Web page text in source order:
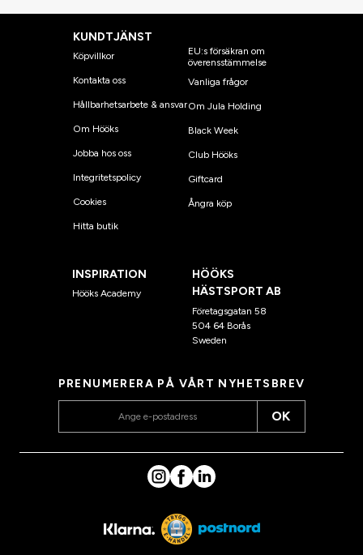
KUNDTJÄNST
Köpvillkor
Kontakta oss
Hållbarhetsarbete & ansvar
Om Hööks
Jobba hos oss
Integritetspolicy
Cookies
Hitta butik
EU:s försäkran om
överensstämmelse
Vanliga frågor
Om Jula Holding
Black Week
Club Hööks
Giftcard
Ångra köp
INSPIRATION
Hööks Academy
HÖÖKS
HÄSTSPORT AB
Företagsgatan 58
504 64 Borås
Sweden
PRENUMERERA PÅ VÅRT NYHETSBREV
OK